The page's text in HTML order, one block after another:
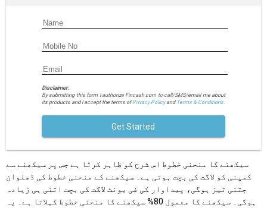
Disclaimer:
By submitting this form I authorize Fincash.com to call/SMS/email me about
its products and I accept the terms ofPrivacy Policyand Terms & Conditions.
Get Started
سیکھنے کا منحنی خطوط اس شرح کو ظاہر کرتا ہے جس پر سیکھنے سے
کمپنی کو لاگت کی بچت ہوتی ہے۔ سیکھنے کے منحنی خطوط کی ڈھلوان
جتنی تیز ہوگی، پیداوار کی فی یونٹ لاگت کی بچت اتنی ہی زیادہ
ہوگی۔ سیکھنے کا معمول 80% سیکھنے کا منحنی خطوط کہلاتا ہے۔ یہ